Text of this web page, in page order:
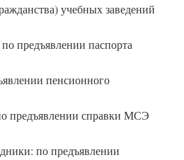
учебных заведений
предъявлении паспорта
пенсионного
предъявлении справки МСЭ
по предъявлении